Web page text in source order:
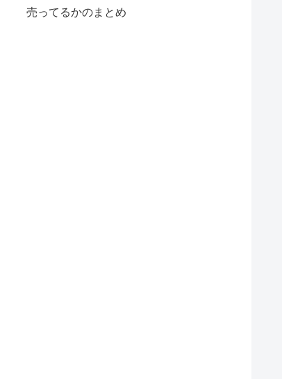
売ってるかのまとめ